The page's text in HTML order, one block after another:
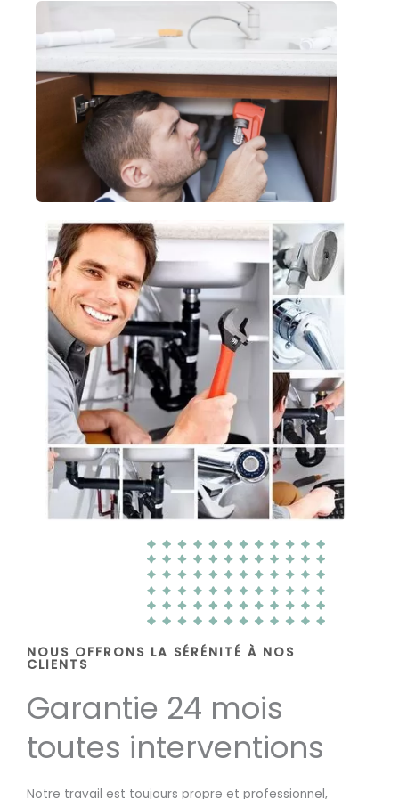
NOUS OFFRONS LA SÉRÉNITÉ À NOS
CLIENTS
Garantie 24 mois
toutes interventions
Notre travail est toujours propre et professionnel,